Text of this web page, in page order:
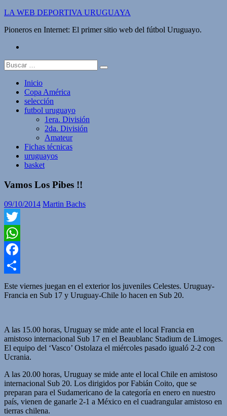
Saltar
contenido
LA WEB DEPORTIVA URUGUAYA
Pioneros en Internet: El primer sitio web del fútbol Uruguayo.
Buscar:
Inicio
Copa América
selección
futbol uruguayo
1era. División
2da. División
Amateur
Fichas técnicas
uruguayos
basket
Vamos Los Pibes !!
09/10/2014 Martin Bachs
Twitter
WhatsApp
Facebook
Compartir
Este viernes juegan en el exterior los juveniles Celestes. Uruguay-
Francia en Sub 17 y Uruguay-Chile lo hacen en Sub 20.
A las 15.00 horas, Uruguay se mide ante el local Francia en
amistoso internacional Sub 17 en el Beaublanc Stadium de Limoges.
El equipo del ‘Vasco’ Ostolaza el miércoles pasado igualó 2-2 con
Ucrania.
A las 20.00 horas, Uruguay se mide ante el local Chile en amistoso
internacional Sub 20. Los dirigidos por Fabián Coito, que se
preparan para el Sudamericano de la categoría en enero en nuestro
país, vienen de ganarle 2-1 a México en el cuadrangular amistoso en
tierras chilena.